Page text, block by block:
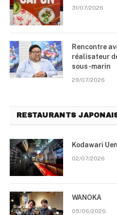
31/07/2026
Rencontre
réalisateur
sous-marin
29/07/2026
RESTAURANTS
Kodawari
02/07/2026
WANOKA
05/06/2026